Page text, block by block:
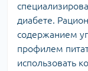
диабете.
содержанием
профилем
использовать